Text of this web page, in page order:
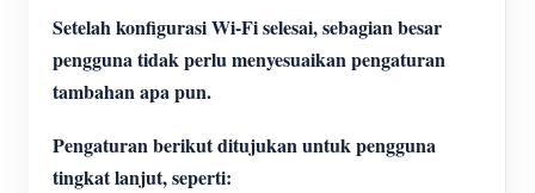
Setelah konfigurasi Wi-Fi selesai, sebagian besar
pengguna tidak perlu menyesuaikan pengaturan
tambahan apa pun.
Pengaturan berikut ditujukan untuk pengguna
tingkat lanjut, seperti: